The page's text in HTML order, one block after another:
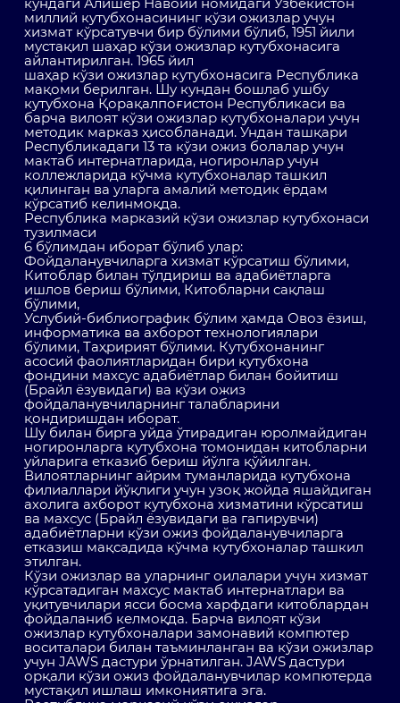
миллий кутубхонасининг кўзи ожизлар учун
хизмат кўрсатувчи бир бўлими бўлиб, 1951 йили
мустақил шаҳар кўзи ожизлар кутубхонасига
айлантирилган. 1965 йил
шаҳар кўзи ожизлар кутубхонасига Республика
мақоми берилган. Шу кундан бошлаб ушбу
кутубхона Қорақалпоғистон Республикаси ва
барча вилоят кўзи ожизлар кутубхоналари учун
методик марказ ҳисобланади. Ундан ташқари
Республикадаги 13 та кўзи ожиз болалар учун
мактаб интернатларида, ногиронлар учун
коллежларида кўчма кутубхоналар ташкил
қилинган ва уларга амалий методик ёрдам
кўрсатиб келинмоқда.
Республика марказий кўзи ожизлар кутубхонаси
тузилмаси
6 бўлимдан иборат бўлиб улар:
Фойдаланувчиларга хизмат кўрсатиш бўлими,
Китоблар билан тўлдириш ва адабиётларга
ишлов бериш бўлими, Китобларни сақлаш
бўлими,
Услубий-библиографик бўлим ҳамда Овоз ёзиш,
информатика ва ахборот технологиялари
бўлими, Таҳририят бўлими. Кутубхонанинг
асосий фаолиятларидан бири кутубхона
фондини махсус адабиётлар билан бойитиш
(Брайл ёзувидаги) ва кўзи ожиз
фойдаланувчиларнинг талабларини
қондиришдан иборат.
Шу билан бирга уйда ўтирадиган юролмайдиган
ногиронларга кутубхона томонидан китобларни
уйларига етказиб бериш йўлга қўйилган.
Вилоятларнинг айрим туманларида кутубхона
филиаллари йўқлиги учун узоқ жойда яшайдиган
ахолига ахборот кутубхона хизматини кўрсатиш
ва махсус (Брайл ёзувидаги ва гапирувчи)
адабиётларни кўзи ожиз фойдаланувчиларга
етказиш мақсадида кўчма кутубхоналар ташкил
этилган.
Кўзи ожизлар ва уларнинг оилалари учун хизмат
кўрсатадиган махсус мактаб интернатлари ва
уқитувчилари ясси босма харфдаги китоблардан
фойдаланиб келмоқда. Барча вилоят кўзи
ожизлар кутубхоналари замонавий компютер
воситалари билан таъминланган ва кўзи ожизлар
учун JAWS дастури ўрнатилган. JAWS дастури
орқали кўзи ожиз фойдаланувчилар компютерда
мустақил ишлаш имкониятига эга.